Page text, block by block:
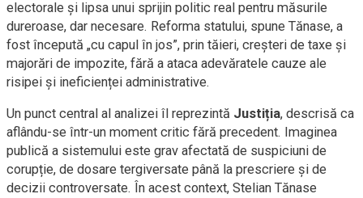
electorale și lipsa unui sprijin politic real pentru măsurile
dureroase, dar necesare. Reforma statului, spune Tănase, a
fost începută „cu capul în jos”, prin tăieri, creșteri de taxe și
majorări de impozite, fără a ataca adevăratele cauze ale
risipei și ineficienței administrative.
Un punct central al analizei îl reprezintă Justiția, descrisă ca
aflându-se într-un moment critic fără precedent. Imaginea
publică a sistemului este grav afectată de suspiciuni de
corupție, de dosare tergiversate până la prescriere și de
decizii controversate. În acest context, Stelian Tănase